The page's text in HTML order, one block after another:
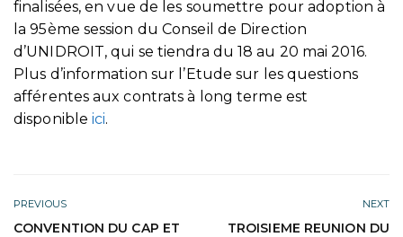
finalisées, en vue de les soumettre pour adoption à
la 95ème session du Conseil de Direction
d’UNIDROIT, qui se tiendra du 18 au 20 mai 2016.
Plus d’information sur l’Etude sur les questions
afférentes aux contrats à long terme est
disponibleici.
PREVIOUS
CONVENTION DU CAP ET
NEXT
TROISIEME REUNION DU